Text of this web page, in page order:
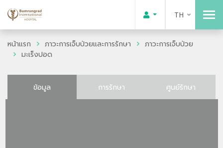
TH
หน้าแรก ภาวะการเจ็บป่วยและการรักษา
ภาวะการเจ็บป่วย
มะเร็งปอด
ข้อมูล การรักษา ศูนย์รักษา